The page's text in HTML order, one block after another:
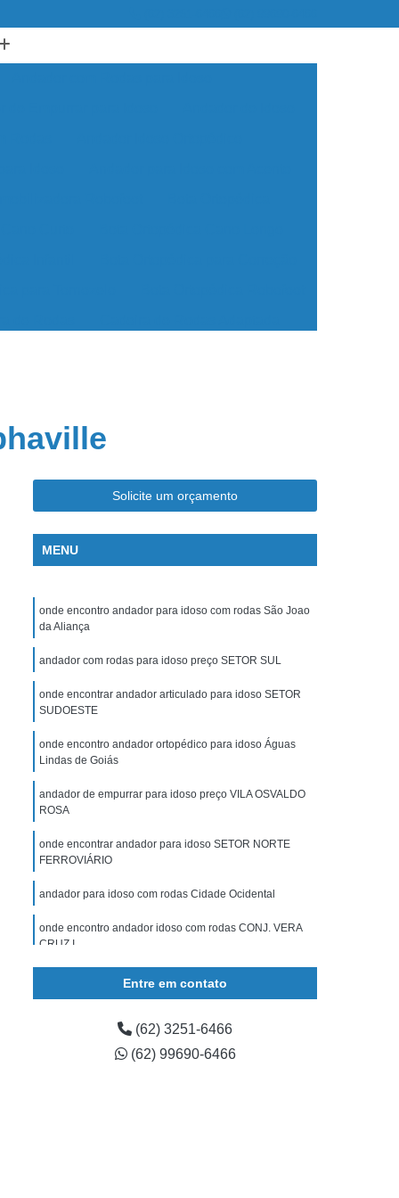
Manual
Motorizada
Cama Hospitalar com Controle
Cama Hospitalar Infantil
para Casa
Cama Hospitalar Simples
Articulada Ortopédica
Joelheira Ortopédica Articulada
Joelheira Ortopédica com Velcro
Joelheira Ortopédica para Dor no Joelho
Joelheira Ortopédica Tipo Articulada
Joelheira para Firmar o Joelho
Muleta
Muleta Axilar
Muleta de Braço
Regulável
Joelho
órtese de Joelho Articulada
de Joelho
órtese Joelho
órtese para Extensão de Joelho
Solicite um orçamento
MENU
onde encontro andador para idoso com rodas São Joao
da Aliança
andador com rodas para idoso preço SETOR SUL
onde encontrar andador articulado para idoso SETOR
SUDOESTE
onde encontro andador ortopédico para idoso Águas
Lindas de Goiás
andador de empurrar para idoso preço VILA OSVALDO
ROSA
onde encontrar andador para idoso SETOR NORTE
FERROVIÁRIO
andador para idoso com rodas Cidade Ocidental
onde encontro andador idoso com rodas CONJ. VERA
CRUZ I
onde encontrar andador idoso com rodas SETOR
andadores para idoso com acento Residencial
Entre em contato
(62) 3251-6466
(62) 99690-6466